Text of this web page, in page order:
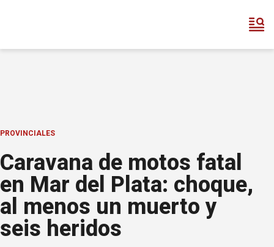
PROVINCIALES
Caravana de motos fatal
en Mar del Plata: choque,
al menos un muerto y
seis heridos